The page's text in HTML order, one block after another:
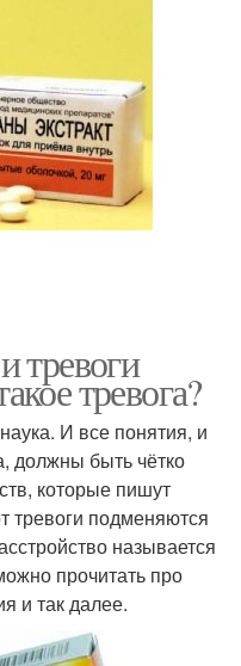
тревоги
тревога?
И все понятия, и
должны быть чётко
которые пишут
тревоги подменяются
называется
прочитать про
и так далее.